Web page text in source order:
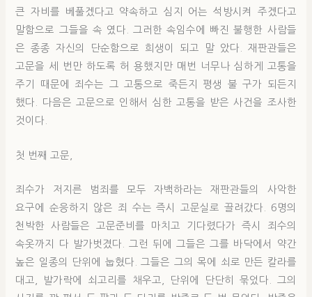
큰 자비를 베풀겠다고 약속하고 심지 어는 석방시켜 주겠다고
말함으로 그들을 속 였다. 그러한 속임수에 빠진 불행한 사람들
은 종종 자신의 단순함으로 희생이 되고 말 았다. 재판관들은
고문을 세 번만 하도록 허 용했지만 매번 너무나 심하게 고통을
주기 때문에 죄수는 그 고통으로 죽든지 평생 불 구가 되든지
했다. 다음은 고문으로 인해서 심한 고통을 받은 사건을 조사한
것이다.
첫 번째 고문,
죄수가 저지른 범죄를 모두 자백하라는 재판관들의 사악한
요구에 순응하지 않은 죄 수는 즉시 고문실로 끌려갔다. 6명의
천박한 사람들은 고문준비를 마치고 기다렸다가 즉시 죄수의
속옷까지 다 발가벗겼다. 그런 뒤에 그들은 그를 바닥에서 약간
높은 일종의 단위에 눕혔다. 그들은 그의 목에 쇠로 만든 칼라를
대고, 발가락에 쇠고리를 채우고, 단위에 단단히 묶었다. 그의